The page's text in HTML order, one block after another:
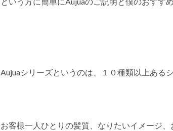
Aujuaシリーズというのは、１０種類以上ある
お客様一人ひとりの髪質、なりたいイメージ